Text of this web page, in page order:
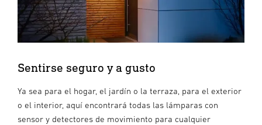
Sentirse seguro y a gusto
Ya sea para el hogar, el jardín o la terraza, para el exterior
o el interior, aquí encontrará todas las lámparas con
sensor y detectores de movimiento para cualquier